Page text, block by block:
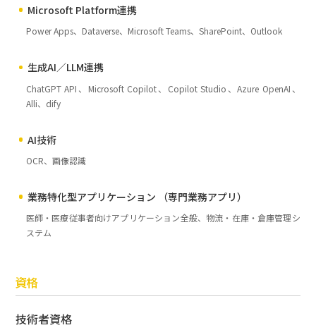
Microsoft Platform連携
Power Apps、Dataverse、Microsoft Teams、SharePoint、Outlook
生成AI／LLM連携
ChatGPT API、Microsoft Copilot、Copilot Studio、Azure OpenAI、
Alli、dify
AI技術
OCR、画像認識
業務特化型アプリケーション （専門業務アプリ）
医師・医療従事者向けアプリケーション全般、物流・在庫・倉庫管理シ
ステム
資格
技術者資格